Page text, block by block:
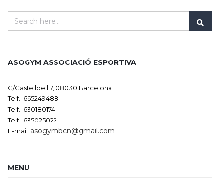
ASOGYM ASSOCIACIÓ ESPORTIVA
C/Castellbell 7, 08030 Barcelona
Telf.: 665249488
Telf.: 630180174
Telf.: 635025022
E-mail: asogymbcn@gmail.com
MENU